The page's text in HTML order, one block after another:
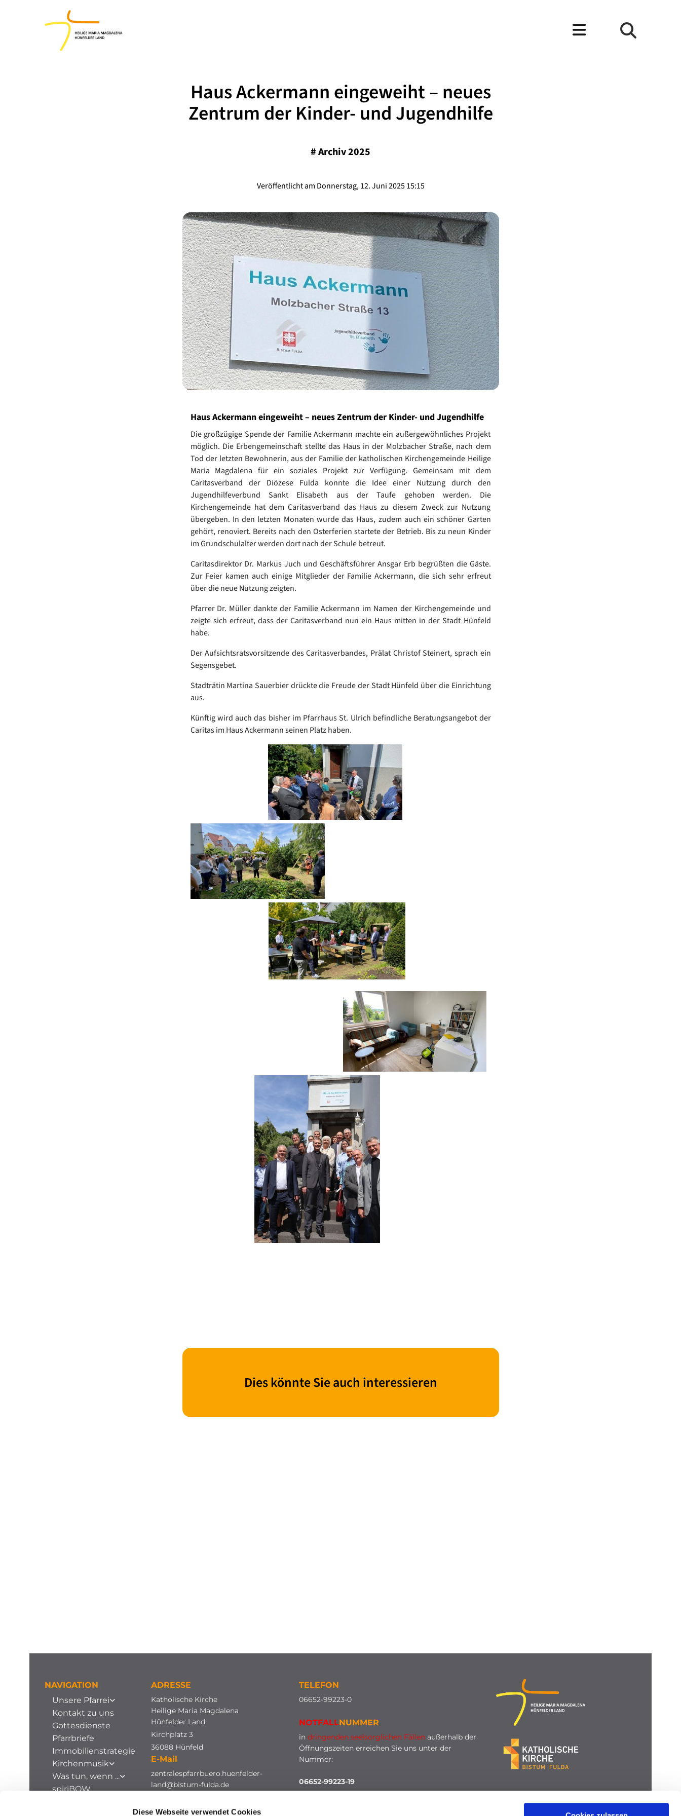
Diese Webseite verwendet Cookies
Haus Ackermann eingeweiht – neues
Zentrum der Kinder- und Jugendhilfe
#Archiv 2025
Veröffentlicht am Donnerstag, 12. Juni 2025 15:15
Haus Ackermann eingeweiht – neues Zentrum der Kinder- und Jugendhilfe
Die großzügige Spende der Familie Ackermann machte ein außergewöhnliches Projekt
möglich. Die Erbengemeinschaft stellte das Haus in der Molzbacher Straße, nach dem
Tod der letzten Bewohnerin, aus der Familie der katholischen Kirchengemeinde Heilige
Maria Magdalena für ein soziales Projekt zur Verfügung. Gemeinsam mit dem
Caritasverband der Diözese Fulda konnte die Idee einer Nutzung durch den
Jugendhilfeverbund Sankt Elisabeth aus der Taufe gehoben werden. Die
Kirchengemeinde hat dem Caritasverband das Haus zu diesem Zweck zur Nutzung
übergeben. In den letzten Monaten wurde das Haus, zudem auch ein schöner Garten
gehört, renoviert. Bereits nach den Osterferien startete der Betrieb. Bis zu neun Kinder
im Grundschulalter werden dort nach der Schule betreut.
Caritasdirektor Dr. Markus Juch und Geschäftsführer Ansgar Erb begrüßten die Gäste.
Zur Feier kamen auch einige Mitglieder der Familie Ackermann, die sich sehr erfreut
über die neue Nutzung zeigten.
Pfarrer Dr. Müller dankte der Familie Ackermann im Namen der Kirchengemeinde und
zeigte sich erfreut, dass der Caritasverband nun ein Haus mitten in der Stadt Hünfeld
habe.
Der Aufsichtsratsvorsitzende des Caritasverbandes, Prälat Christof Steinert, sprach ein
Segensgebet.
Stadträtin Martina Sauerbier drückte die Freude der Stadt Hünfeld über die Einrichtung
aus.
Künftig wird auch das bisher im Pfarrhaus St. Ulrich befindliche Beratungsangebot der
Caritas im Haus Ackermann seinen Platz haben.
Dies könnte Sie auch interessieren
NAVIGATION
Unsere Pfarrei
Kontakt zu uns
Gottesdienste
Pfarrbriefe
Immobilienstrategie
Kirchenmusik
Was tun, wenn ...
spiriBOW
ADRESSE
Katholische Kirche
Heilige Maria Magdalena
Hünfelder Land
Kirchplatz 3
36088 Hünfeld
E-Mail
zentralespfarrbuero.huenfelder-
land@bistum-fulda.de
TELEFON
06652-99223-0
NOTFALLNUMMER
in dringenden seelsorglichen Fällenaußerhalb der
Öffnungszeiten erreichen Sie uns unter der
Nummer:
06652-99223-19